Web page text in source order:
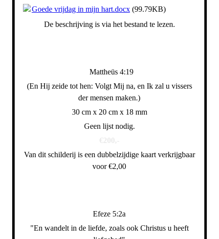
Goede vrijdag in mijn hart.docx(99.79KB)
De beschrijving is via het bestand te lezen.
Mattheüs 4:19
(En Hij zeide tot hen: Volgt Mij na, en Ik zal u vissers
der mensen maken.)
30 cm x 20 cm x 18 mm
Geen lijst nodig.
Van dit schilderij is een dubbelzijdige kaart verkrijgbaar
voor €2,00
Efeze 5:2a
"En wandelt in de liefde, zoals ook Christus u heeft